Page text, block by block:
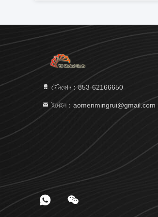
টেলিফোন：853-62166650‬
ইমেইল：aomenmingrui@gmail.com